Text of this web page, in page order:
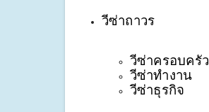
วีซ่าถาวร
วีซ่าครอบครัว
วีซ่าทำงาน
วีซ่าธุรกิจ